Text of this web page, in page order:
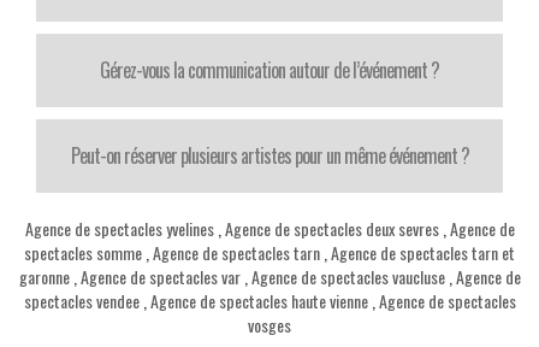
Gérez-vous la communication autour de l’événement ?
Peut-on réserver plusieurs artistes pour un même événement ?
Agence de spectacles yvelines, Agence de spectacles deux sevres, Agence de
spectacles somme Agence de spectacles tarn Agence de spectacles tarn et
garonne, Agence de spectacles var, Agence de spectacles vaucluse, Agence de
spectacles vendee, Agence de spectacles haute vienne, Agence de spectacles
vosges